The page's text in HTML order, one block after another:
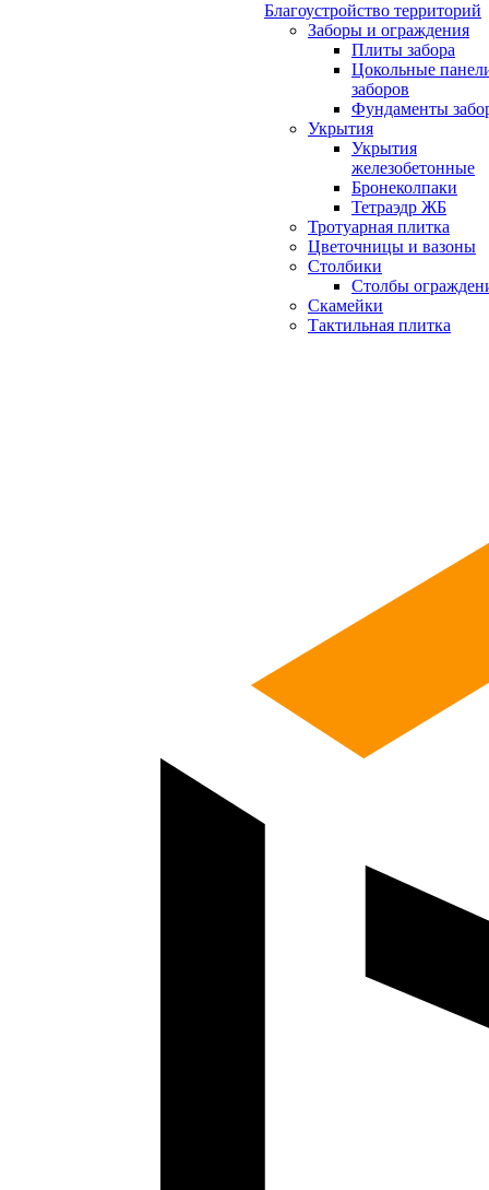
Благоустройство территорий
Заборы и ограждения
Плиты забора
Цокольные
заборов
Фундаменты
Укрытия
Укрытия
железобетонные
Бронеколпаки
Тетраэдр ЖБ
Тротуарная плитка
Цветочницы и вазоны
Столбики
Столбы
Скамейки
Тактильная плитка